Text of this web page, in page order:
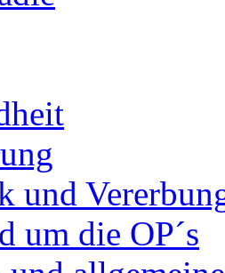
und
um die OP´s